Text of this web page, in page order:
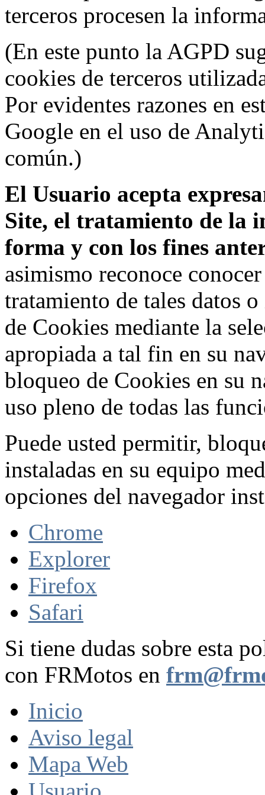
terceros procesen la
(En este punto la AGPD
cookies de terceros
Por evidentes razones en
Google en el uso de
común.)
El Usuario acepta
Site, el tratamiento de la
forma y con los fines
asimismo reconoce
tratamiento de tales datos
de Cookies mediante la
apropiada a tal fin en su
bloqueo de Cookies en su
uso pleno de todas las
Puede usted permitir,
instaladas en su equipo
opciones del navegador
Chrome
Explorer
Firefox
Safari
Si tiene dudas sobre esta
con FRMotos en
Inicio
Aviso legal
Mapa Web